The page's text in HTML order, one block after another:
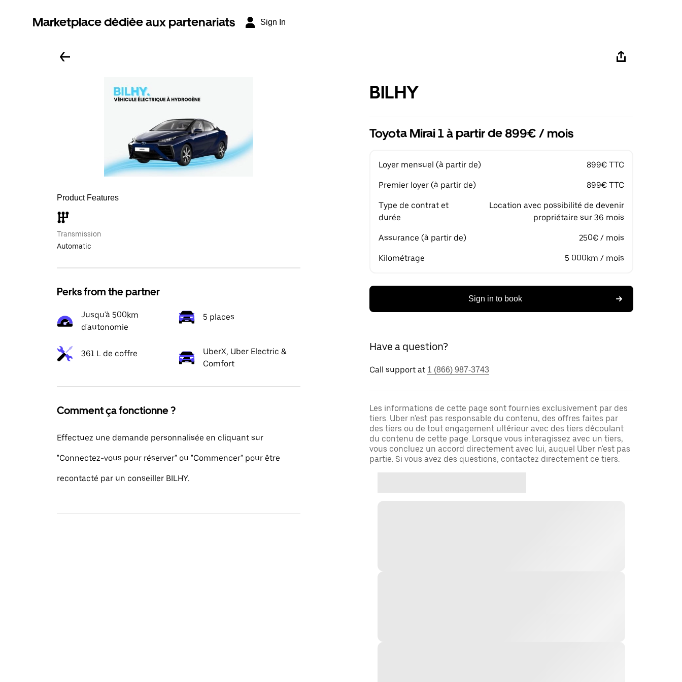
Marketplace dédiée aux partenariats Sign In
Product Features
Transmission
Automatic
Perks from the partner
Jusqu'à 500km
d'autonomie
5 places
361 L de coffre
UberX, Uber Electric &
Comfort
Comment ça fonctionne ?
Effectuez une demande personnalisée en cliquant sur
"Connectez-vous pour réserver" ou "Commencer" pour être
recontacté par un conseiller BILHY.
BILHY
Toyota Mirai 1 à partir de 899€ / mois
Loyer mensuel (à partir de) 899€ TTC
Premier loyer (à partir de) 899€ TTC
Type de contrat et
durée
Location avec possibilité de devenir
propriétaire sur 36 mois
Assurance (à partir de) 250€ / mois
Kilométrage 5 000km / mois
Sign in to book
Have a question?
Call support at 1 (866) 987-3743
Les informations de cette page sont fournies exclusivement par des
tiers. Uber n'est pas responsable du contenu, des offres faites par
des tiers ou de tout engagement ultérieur avec des tiers découlant
du contenu de cette page. Lorsque vous interagissez avec un tiers,
vous concluez un accord directement avec lui, auquel Uber n'est pas
partie. Si vous avez des questions, contactez directement ce tiers.